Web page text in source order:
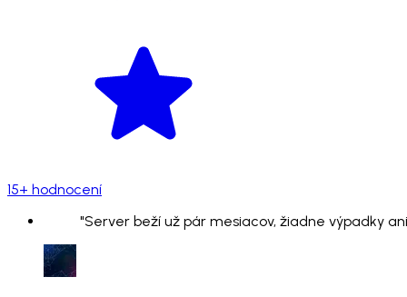
15+ hodnocení
"Server beží už pár mesiacov, žiadne výpadky